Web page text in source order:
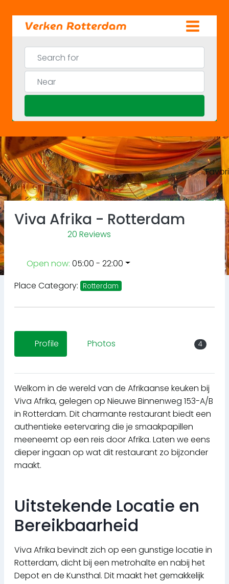
content
Search for
Near
Previous
Viva Afrika - Rotterdam
20 Reviews
Open now: 05:00 - 22:00
Place Category: Rotterdam
Profile Photos 4
Welkom in de wereld van de Afrikaanse keuken bij
Viva Afrika, gelegen op Nieuwe Binnenweg 153-A/B
in Rotterdam. Dit charmante restaurant biedt een
authentieke eetervaring die je smaakpapillen
meeneemt op een reis door Afrika. Laten we eens
dieper ingaan op wat dit restaurant zo bijzonder
maakt.
Uitstekende Locatie en
Bereikbaarheid
Viva Afrika bevindt zich op een gunstige locatie in
Rotterdam, dicht bij een metrohalte en nabij het
Depot en de Kunsthal. Dit maakt het gemakkelijk